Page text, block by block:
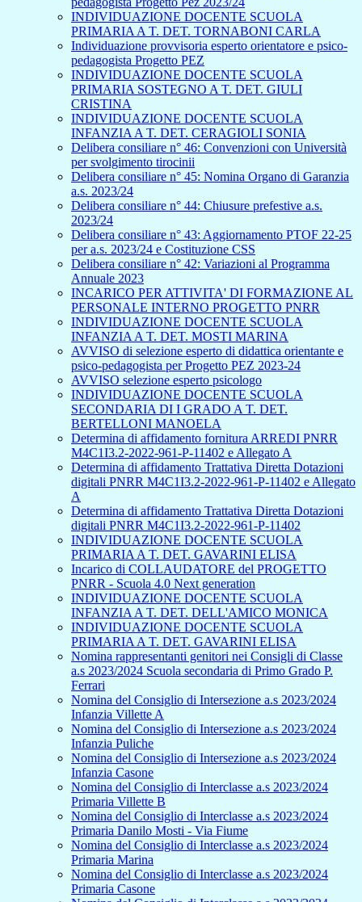
INDIVIDUAZIONE DOCENTE SCUOLA
PRIMARIA A T. DET. TORNABONI CARLA
Individuazione provvisoria esperto orientatore e psico-
pedagogista Progetto PEZ
INDIVIDUAZIONE DOCENTE SCUOLA
PRIMARIA SOSTEGNO A T. DET. GIULI
CRISTINA
INDIVIDUAZIONE DOCENTE SCUOLA
INFANZIA A T. DET. CERAGIOLI SONIA
Delibera consiliare n° 46: Convenzioni con Università
per svolgimento tirocinii
Delibera consiliare n° 45: Nomina Organo di Garanzia
a.s. 2023/24
Delibera consiliare n° 44: Chiusure prefestive a.s.
2023/24
Delibera consiliare n° 43: Aggiornamento PTOF 22-25
per a.s. 2023/24 e Costituzione CSS
Delibera consiliare n° 42: Variazioni al Programma
Annuale 2023
INCARICO PER ATTIVITA' DI FORMAZIONE AL
PERSONALE INTERNO PROGETTO PNRR
INDIVIDUAZIONE DOCENTE SCUOLA
INFANZIA A T. DET. MOSTI MARINA
AVVISO di selezione esperto di didattica orientante e
psico-pedagogista per Progetto PEZ 2023-24
AVVISO selezione esperto psicologo
INDIVIDUAZIONE DOCENTE SCUOLA
SECONDARIA DI I GRADO A T. DET.
BERTELLONI MANOELA
Determina di affidamento fornitura ARREDI PNRR
M4C1I3.2-2022-961-P-11402 e Allegato A
Determina di affidamento Trattativa Diretta Dotazioni
digitali PNRR M4C1I3.2-2022-961-P-11402 e Allegato
A
Determina di affidamento Trattativa Diretta Dotazioni
digitali PNRR M4C1I3.2-2022-961-P-11402
INDIVIDUAZIONE DOCENTE SCUOLA
PRIMARIA A T. DET. GAVARINI ELISA
Incarico di COLLAUDATORE del PROGETTO
PNRR - Scuola 4.0 Next generation
INDIVIDUAZIONE DOCENTE SCUOLA
INFANZIA A T. DET. DELL'AMICO MONICA
INDIVIDUAZIONE DOCENTE SCUOLA
PRIMARIA A T. DET. GAVARINI ELISA
Nomina rappresentanti genitori nei Consigli di Classe
a.s 2023/2024 Scuola secondaria di Primo Grado P.
Ferrari
Nomina del Consiglio di Intersezione a.s 2023/2024
Infanzia Villette A
Nomina del Consiglio di Intersezione a.s 2023/2024
Infanzia Puliche
Nomina del Consiglio di Intersezione a.s 2023/2024
Infanzia Casone
Nomina del Consiglio di Interclasse a.s 2023/2024
Primaria Villette B
Nomina del Consiglio di Interclasse a.s 2023/2024
Primaria Danilo Mosti - Via Fiume
Nomina del Consiglio di Interclasse a.s 2023/2024
Primaria Marina
Nomina del Consiglio di Interclasse a.s 2023/2024
Primaria Casone